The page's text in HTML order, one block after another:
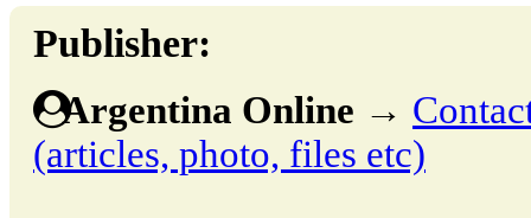
Publisher:
Argentina Online →
(articles, photo, files etc)